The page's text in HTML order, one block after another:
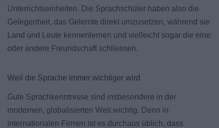
Unterrichtseinheiten. Die Sprachschüler haben also die
Gelegenheit, das Gelernte direkt umzusetzen, während sie
Land und Leute kennenlernen und vielleicht sogar die eine
oder andere Freundschaft schliessen.
Weil die Sprache immer wichtiger wird
Gute Sprachkenntnisse sind insbesondere in der
modernen, globalisierten Welt wichtig. Denn in
internationalen Firmen ist es durchaus üblich, dass